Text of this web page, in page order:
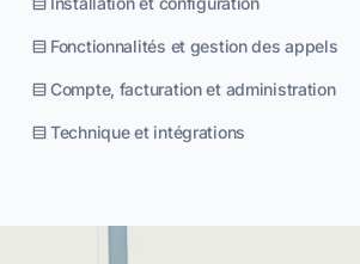
Fonctionnalités et gestion des appels
Compte, facturation et administration
Technique et intégrations